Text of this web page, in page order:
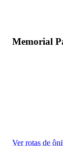
Memorial
Ver rotas de